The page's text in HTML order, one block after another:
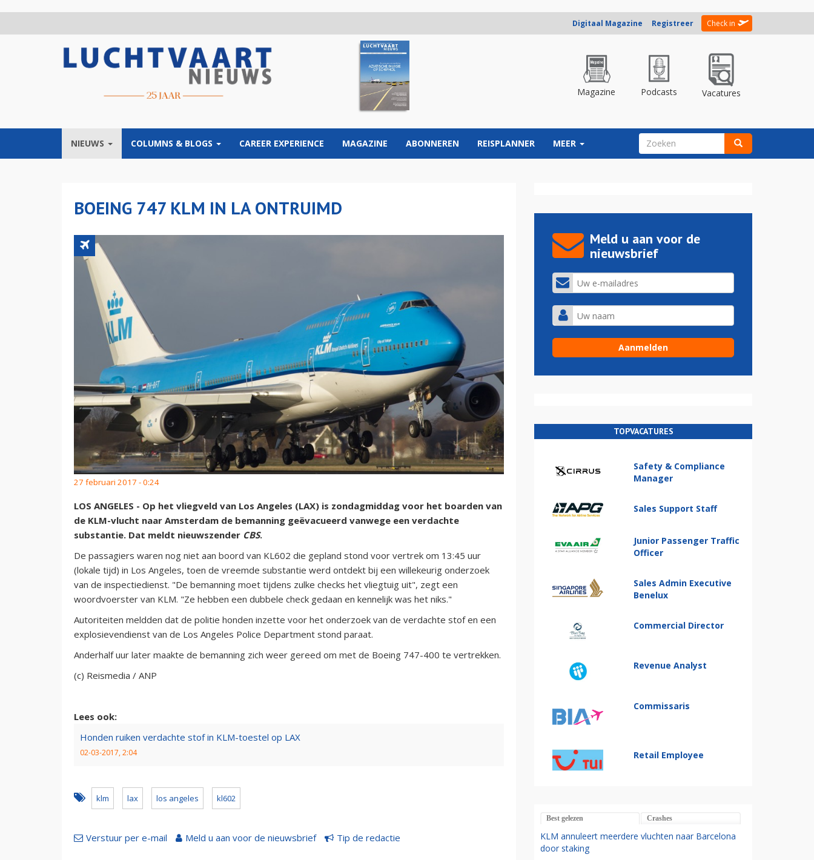
Digitaal Magazine Registreer Check in
Magazine Podcasts Vacatures
NIEUWS COLUMNS & BLOGS CAREER EXPERIENCE MAGAZINE ABONNEREN REISPLANNER MEER ZOEKVELD
BOEING 747 KLM IN LA ONTRUIMD
27 februari 2017 - 0:24
LOS ANGELES - Op het vliegveld van Los Angeles (LAX) is zondagmiddag voor het boarden van
de KLM-vlucht naar Amsterdam de bemanning geëvacueerd vanwege een verdachte
substantie. Dat meldt nieuwszender CBS.
De passagiers waren nog niet aan boord van KL602 die gepland stond voor vertrek om 13:45 uur
(lokale tijd) in Los Angeles, toen de vreemde substantie werd ontdekt bij een willekeurig onderzoek
van de inspectiedienst. "De bemanning moet tijdens zulke checks het vliegtuig uit", zegt een
woordvoerster van KLM. "Ze hebben een dubbele check gedaan en kennelijk was het niks."
Autoriteiten meldden dat de politie honden inzette voor het onderzoek van de verdachte stof en een
explosievendienst van de Los Angeles Police Department stond paraat.
Anderhalf uur later maakte de bemanning zich weer gereed om met de Boeing 747-400 te vertrekken.
(c) Reismedia / ANP
Lees ook:
Honden ruiken verdachte stof in KLM-toestel op LAX
02-03-2017, 2:04
klm lax los angeles kl602
Verstuur per e-mail Meld u aan voor de nieuwsbrief Tip de redactie
Meld u aan voor de
nieuwsbrief
TOPVACATURES
Safety & Compliance
Manager
Sales Support Staff
Junior Passenger Traffic
Officer
Sales Admin Executive
Benelux
Commercial Director
Revenue Analyst
Commissaris
Retail Employee
Best gelezen Crashes
KLM annuleert meerdere vluchten naar Barcelona
door staking